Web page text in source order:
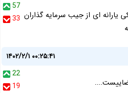
57
33 یارانه ای از جیب سرمایه گذاران
۱۴۰۲/۲/۱ ۰۰:۲۵:۴۱
22
19